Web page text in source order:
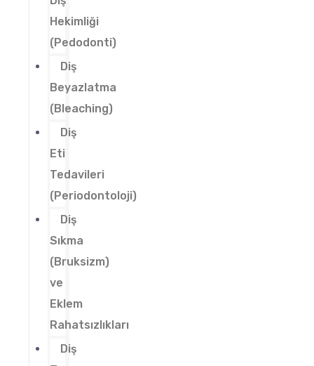
Hekimliği
(Pedodonti)
Diş
Beyazlatma
(Bleaching)
Diş
Eti
Tedavileri
(Periodontoloji)
Diş
Sıkma
(Bruksizm)
ve
Eklem
Rahatsızlıkları
Diş